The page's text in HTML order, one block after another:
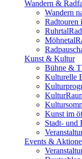
Wandern &
Wandern
Radtouren
Kunst & Kultur
Bühne &
Kulturelle
Kunst im
Stadt- und
Events &